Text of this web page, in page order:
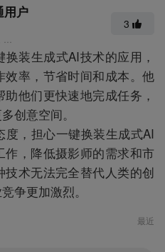
内容类产品经理，好好学习，早日致富！
3
装生成式AI技术的应用，
率，节省时间和成本。他
他们更快速地完成任务，
创意空间。
，担心一键换装生成式AI
，降低摄影师的需求和市
术无法完全替代人类的创
争更加激烈。
最近